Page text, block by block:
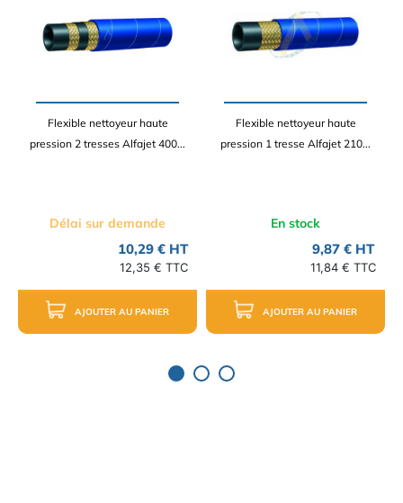
Flexible nettoyeur haute
pression 2 tresses Alfajet 400...
Délai sur demande
10,29 € HT
12,35 € TTC
AJOUTER AU PANIER
Flexible nettoyeur haute
pression 1 tresse Alfajet 210...
En stock
9,87 € HT
11,84 € TTC
AJOUTER AU PANIER